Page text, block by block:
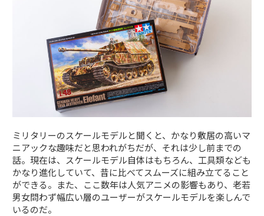
ミリタリーのスケールモデルと聞くと、かなり敷居の高いマ
ニアックな趣味だと思われがちだが、それは少し前までの
話。現在は、スケールモデル自体はもちろん、工具類なども
かなり進化していて、昔に比べてスムーズに組み立てること
ができる。また、ここ数年は人気アニメの影響もあり、老若
男女問わず幅広い層のユーザーがスケールモデルを楽しんで
いるのだ。